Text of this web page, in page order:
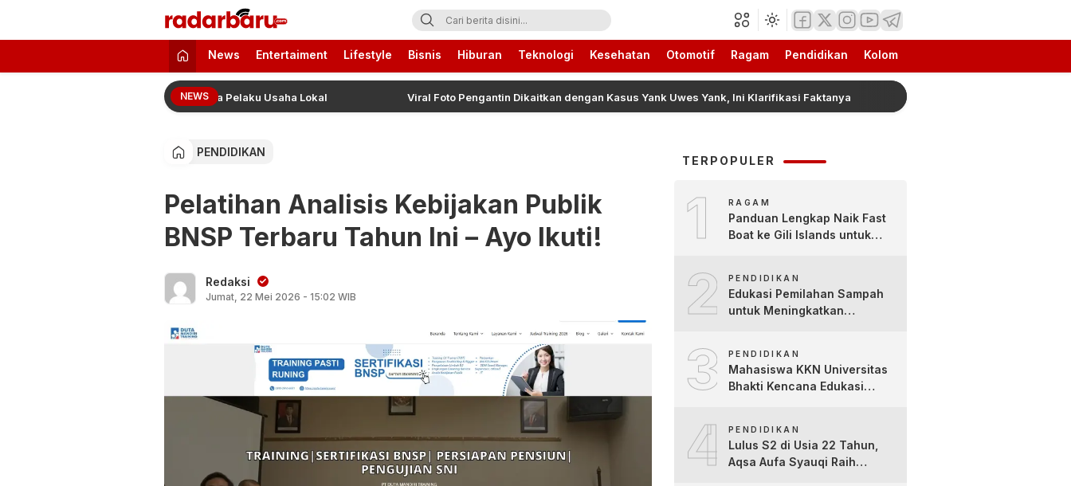
radarbaru.com
Informasi Berita Terbaru dan Terkini Hari Ini
News Entertaiment Lifestyle Bisnis Hiburan Teknologi Kesehatan Otomotif Ragam Pendidikan Kolom
NEWS
Pleret Khas Bojonegoro Bersama Pelaku Usaha Lokal Viral Foto Pengantin Dikaitkan dengan Kasus Yank Uwes Yank, Ini Klarifikasi Faktanya FAVOR Pukau Penonton IFW
PENDIDIKAN
Pelatihan Analisis Kebijakan Publik
BNSP Terbaru Tahun Ini – Ayo Ikuti!
Redaksi
Jumat, 22 Mei 2026 - 15:02 WIB
TERPOPULER
1 RAGAM
Panduan Lengkap Naik Fast
Boat ke Gili Islands untuk
2 PENDIDIKAN
Edukasi Pemilahan Sampah
untuk Meningkatkan
Kartini
3 PENDIDIKAN
Mahasiswa KKN Universitas
Bhakti Kencana Edukasi
4 PENDIDIKAN
Lulus S2 di Usia 22 Tahun,
Aqsa Aufa Syauqi Raih